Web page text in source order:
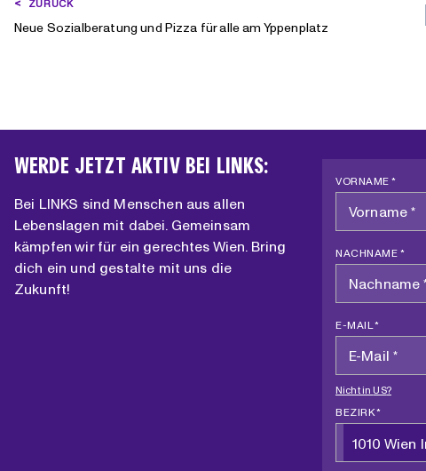
ZURÜCK
Neue Sozialberatung und Pizza für alle am Yppenplatz
WERDE JETZT AKTIV BEI LINKS:
Bei LINKS sind Menschen aus allen
Lebenslagen mit dabei. Gemeinsam
kämpfen wir für ein gerechtes Wien. Bring
dich ein und gestalte mit uns die
Zukunft!
VORNAME *
NACHNAME *
E-MAIL *
Nicht inUS?
BEZIRK *
1010 Wien